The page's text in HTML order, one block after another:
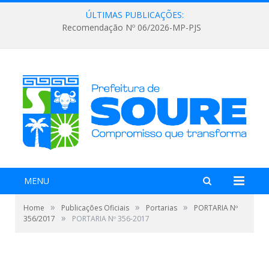
ÚLTIMAS PUBLICAÇÕES:
Recomendação Nº 06/2026-MP-PJS
MENU
Home » Publicações Oficiais » Portarias »
PORTARIA Nº
356/2017
» PORTARIA Nº 356-2017